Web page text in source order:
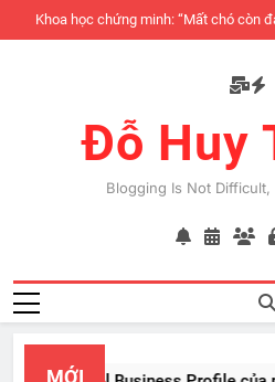
to
Khoa học chứng minh: “Mất chó còn
Đỗ Huy
Blogging Is Not Difficult,
MỚI